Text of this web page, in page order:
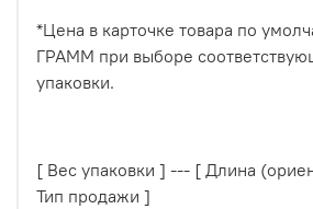
*Цена в карточке товара по
ГРАММ при выборе
упаковки.
[ Вес упаковки ] --- [ Длина
Тип продажи ]